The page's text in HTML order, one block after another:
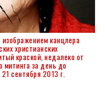
канцлера
христианских
краской, недалеко от
митинга за день до
сентября 2013 г.